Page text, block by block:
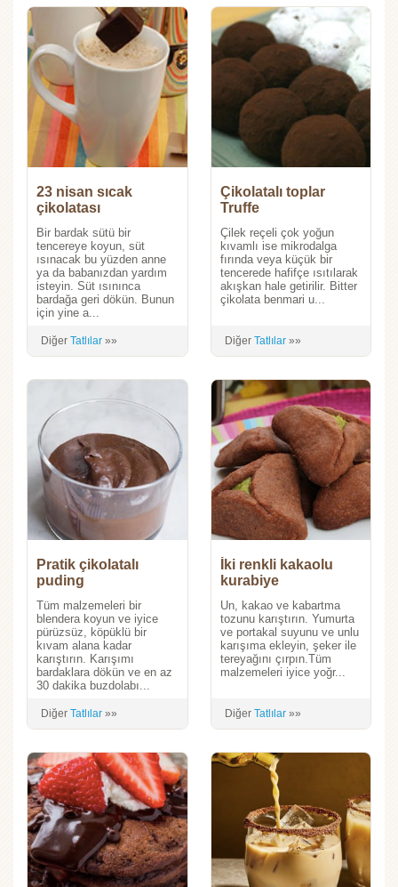
23 nisan sıcak
çikolatası
Bir bardak sütü bir
tencereye koyun, süt
ısınacak bu yüzden anne
ya da babanızdan yardım
isteyin. Süt ısınınca
bardağa geri dökün. Bunun
için yine a...
Diğer Tatlılar »»
Çikolatalı toplar
Truffe
Çilek reçeli çok yoğun
kıvamlı ise mikrodalga
fırında veya küçük bir
tencerede hafifçe ısıtılarak
akışkan hale getirilir. Bitter
çikolata benmari u...
Diğer Tatlılar»»
Pratik çikolatalı
puding
Tüm malzemeleri bir
blendera koyun ve iyice
pürüzsüz, köpüklü bir
kıvam alana kadar
karıştırın. Karışımı
bardaklara dökün ve en az
30 dakika buzdolabı...
Diğer Tatlılar »»
İki renkli kakaolu
kurabiye
Un, kakao ve kabartma
tozunu karıştırın. Yumurta
ve portakal suyunu ve unlu
karışıma ekleyin, şeker ile
tereyağını çırpın.Tüm
malzemeleri iyice yoğr...
Diğer Tatlılar»»